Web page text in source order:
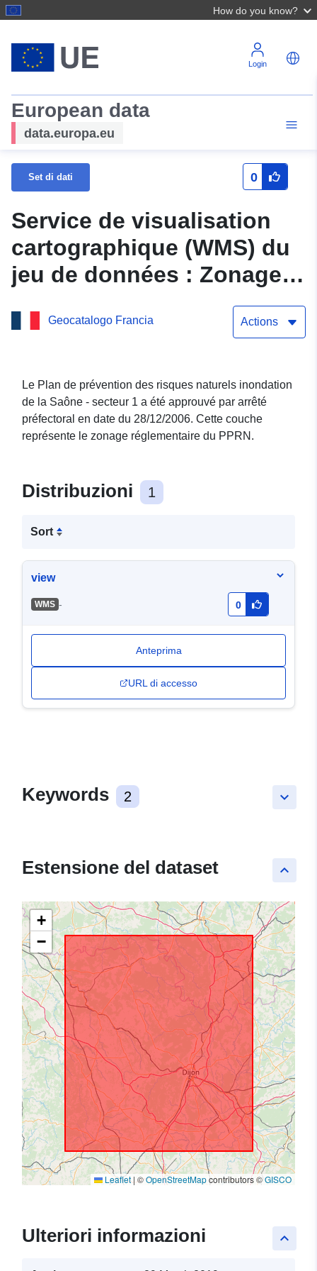
How do you know?
Login
European data
data.europa.eu
Set di dati 0
Service de visualisation
cartographique (WMS) du
jeu de données : Zonage
réglementaire du PPRN
inondation de la Saône -
Geocatalogo Francia Actions
Le Plan de prévention des risques naturels inondation
de la Saône - secteur 1 a été approuvé par arrêté
préfectoral en date du 28/12/2006. Cette couche
représente le zonage réglementaire du PPRN.
Distribuzioni 1
Sort
view
WMS - 0
Anteprima
URL di accesso
keyboard_arrow_down
Keywords 2
keyboard_arrow_up
Estensione del dataset
+
−
Leaflet | ©OpenStreetMapcontributors ©GISCO
keyboard_arrow_up
Ulteriori informazioni